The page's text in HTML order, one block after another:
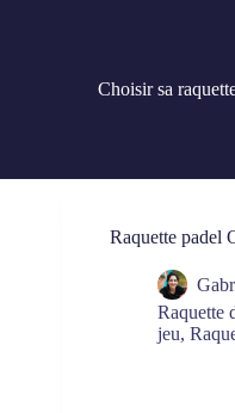
Choisir sa
Raquette padel
Raquette
jeu,